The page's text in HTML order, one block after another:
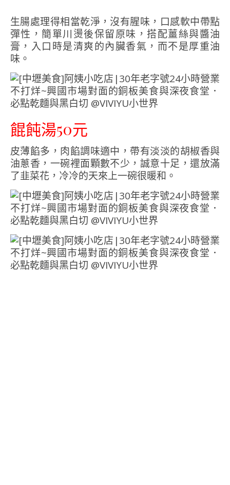
生腸處理得相當乾淨，沒有腥味，口感軟中帶點
彈性，簡單川燙後保留原味，搭配薑絲與醬油
膏，入口時是清爽的內臟香氣，而不是厚重油
味。
餛飩湯50元
皮薄餡多，肉餡調味適中，帶有淡淡的胡椒香與
油蔥香，一碗裡面顆數不少，誠意十足，還放滿
了韭菜花，冷冷的天來上一碗很暖和。